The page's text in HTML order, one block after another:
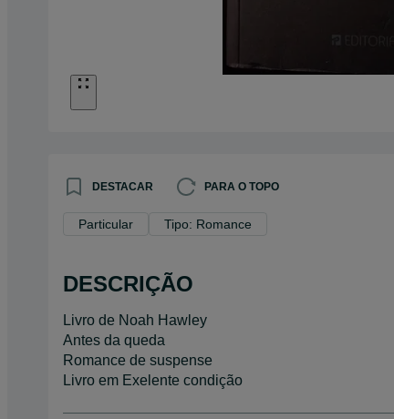
DESTACAR PARA O TOPO
Particular Tipo: Romance
DESCRIÇÃO
Livro de Noah Hawley
Antes da queda
Romance de suspense
Livro em Exelente condição